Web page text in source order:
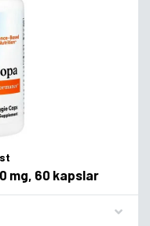
mg, 60 kapslar